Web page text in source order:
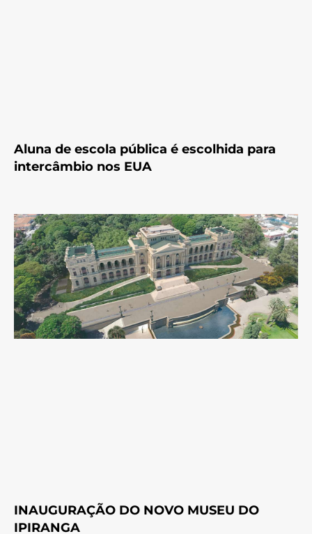
Aluna de escola pública é escolhida para
intercâmbio nos EUA
INAUGURAÇÃO DO NOVO MUSEU DO
IPIRANGA